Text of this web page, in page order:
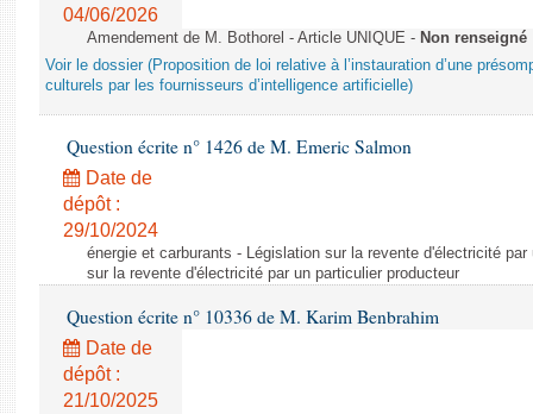
04/06/2026
Amendement de M. Bothorel - Article UNIQUE - Non renseigné
Voir le dossier (Proposition de loi relative à l’instauration d’une
culturels par les fournisseurs d’intelligence artificielle)
Question écrite n° 1426 de M. Emeric Salmon
Date de
dépôt :
29/10/2024
énergie et carburants - Législation sur la revente d'électricité
sur la revente d'électricité par un particulier producteur
Question écrite n° 10336 de M. Karim Benbrahim
Date de
dépôt :
21/10/2025